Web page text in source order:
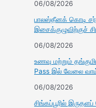
06/08/2026
பாலஸ்தீனக் கொடி
இசைக்குழுவிற்குச்
06/08/2026
உணவு மற்றும்
Pass இல் வேலை
06/08/2026
சிங்கப்பூரில்